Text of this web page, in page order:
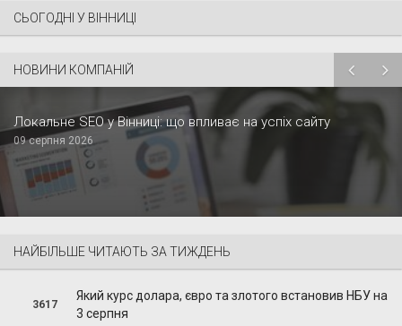
СЬОГОДНІ У ВІННИЦІ
НОВИНИ КОМПАНІЙ
Локальне SEO у Вінниці: що впливає на успіх сайту
09 серпня 2026
НАЙБІЛЬШЕ ЧИТАЮТЬ ЗА ТИЖДЕНЬ
3617
Який курс долара, євро та злотого встановив НБУ на
3 серпня